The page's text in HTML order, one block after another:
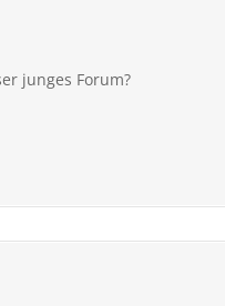
junges Forum?